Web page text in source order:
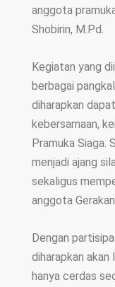
anggota
Shobirin, M.Pd.
Kegiatan yang
berbagai
diharapkan
kebersamaan,
Pramuka Siaga.
menjadi ajang
sekaligus
anggota
Dengan
diharapkan akan
hanya cerdas